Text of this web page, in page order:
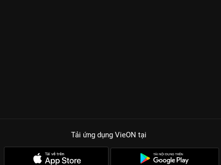
Tải ứng dụng VieON tại